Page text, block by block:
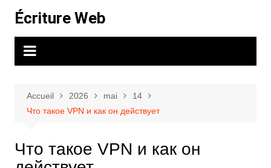
contenu
Écriture Web
Accueil 2026 mai
14
Что такое VPN и как он действует
Что такое VPN и как он